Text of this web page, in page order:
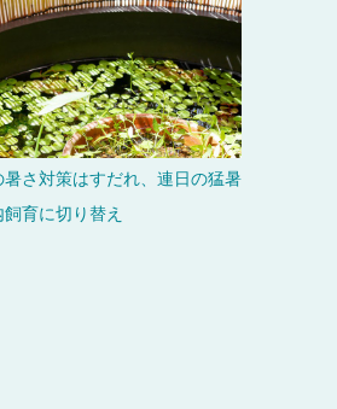
暑さ対策はすだれ、連日の猛暑
育に切り替え